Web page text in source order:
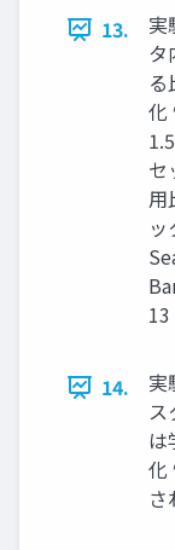
13.
実
タ
化
セ
用
13
14.
実
ス
は
化
さ